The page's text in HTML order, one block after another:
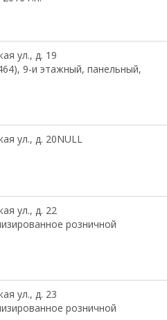
ул., д. 19
9-и этажный, панельный,
ул., д. 20NULL
ул., д. 22
розничной
ул., д. 23
розничной